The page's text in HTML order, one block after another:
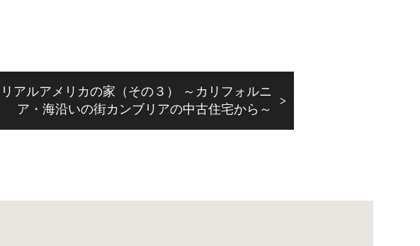
リアルアメリカの家（その３） ～カリフォルニ
ア・海沿いの街カンブリアの中古住宅から～